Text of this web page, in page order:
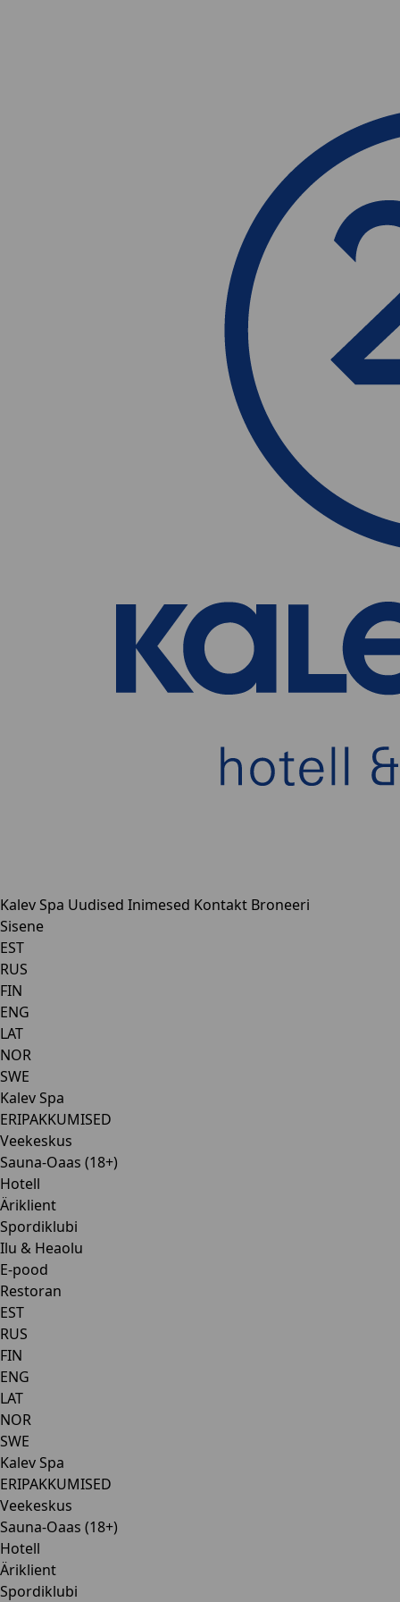
Kalev Spa Uudised Inimesed Kontakt Broneeri
Sisene
EST
RUS
FIN
ENG
LAT
NOR
SWE
Kalev Spa
ERIPAKKUMISED
Veekeskus
Sauna-Oaas (18+)
Hotell
Äriklient
Spordiklubi
Ilu & Heaolu
E-pood
Restoran
EST
RUS
FIN
ENG
LAT
NOR
SWE
Kalev Spa
ERIPAKKUMISED
Veekeskus
Sauna-Oaas (18+)
Hotell
Äriklient
Spordiklubi